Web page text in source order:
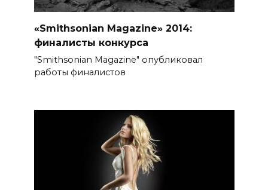
«Smithsonian Magazine» 2014:
финалисты конкурса
"Smithsonian Magazine" опубликовал
работы финалистов